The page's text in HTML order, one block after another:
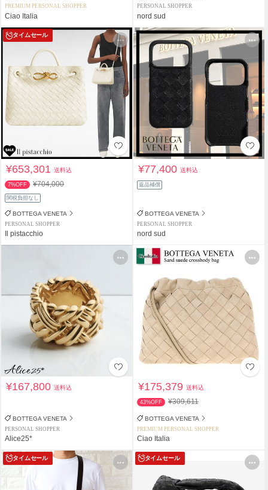
PREMIUM PERSONAL SHOPPER
Ciao Italia
PERSONAL SHOPPER
nord sud
タイムセール
¥653,301送料込
7%OFF ¥704,000
関税負担なし
BOTTEGA VENETA
PERSONAL SHOPPER
Il pistacchio
¥77,400送料込
返品補償
BOTTEGA VENETA
PERSONAL SHOPPER
nord sud
¥167,800送料込
BOTTEGA VENETA
PERSONAL SHOPPER
Alice25*
¥175,379送料込
43%OFF ¥309,611
BOTTEGA VENETA
PREMIUM PERSONAL SHOPPER
Ciao Italia
タイムセール タイムセール